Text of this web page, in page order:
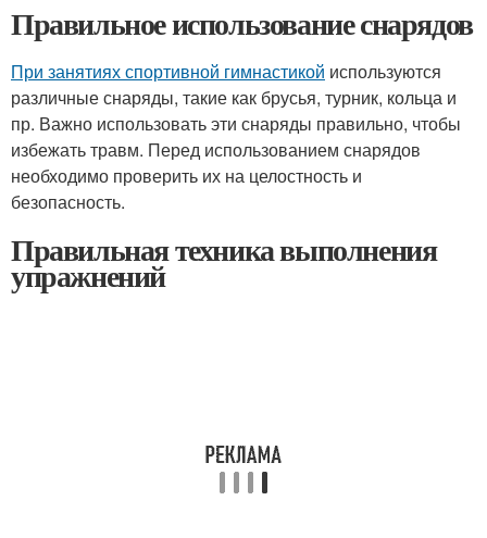
Правильное использование снарядов
При занятиях спортивной гимнастикой используются
различные снаряды, такие как брусья, турник, кольца и
пр. Важно использовать эти снаряды правильно, чтобы
избежать травм. Перед использованием снарядов
необходимо проверить их на целостность и
безопасность.
Правильная техника выполнения
упражнений